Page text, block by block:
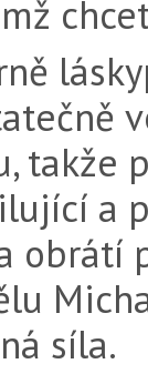
takže
a
obrátí
síla.